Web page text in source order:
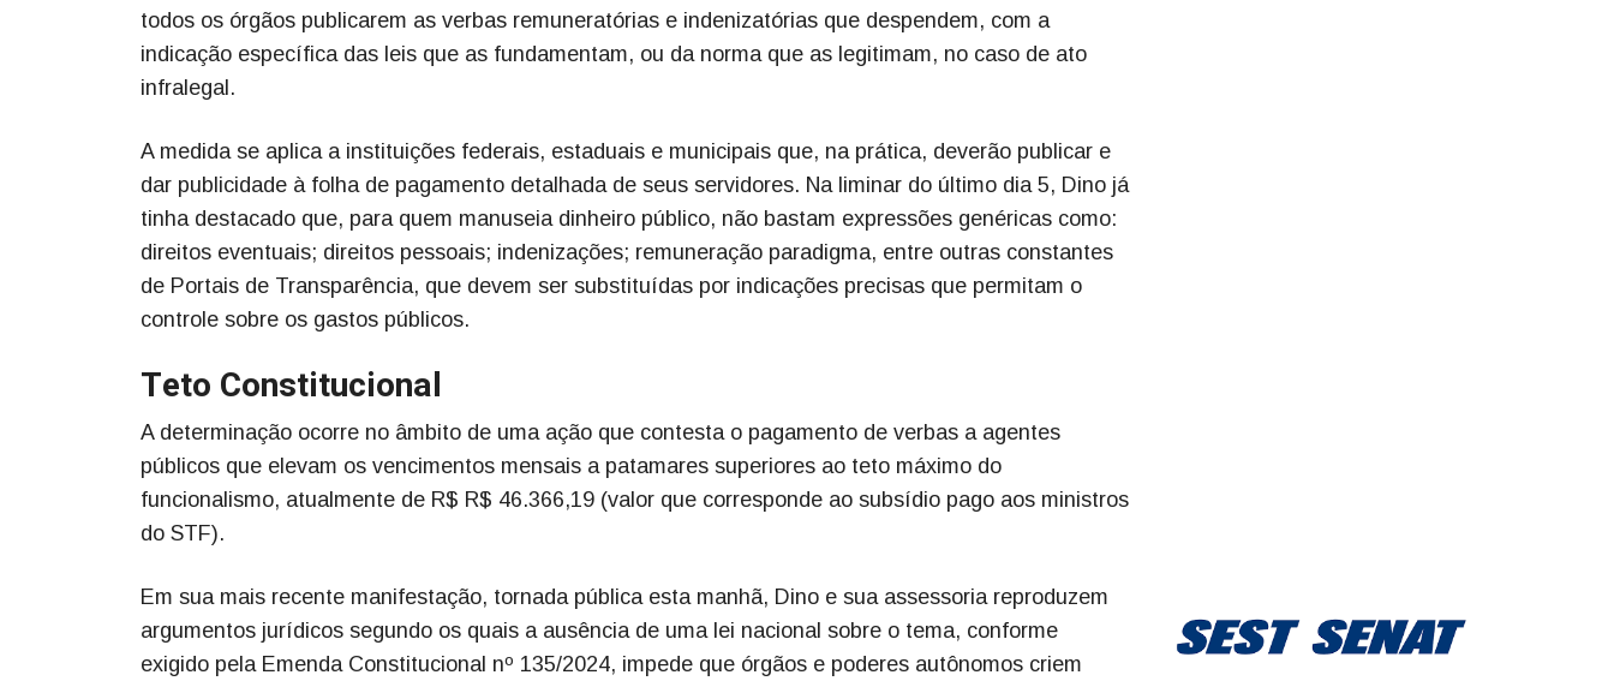
todos os órgãos publicarem as verbas remuneratórias e indenizatórias que despendem, com a
indicação específica das leis que as fundamentam, ou da norma que as legitimam, no caso de ato
infralegal.
A medida se aplica a instituições federais, estaduais e municipais que, na prática, deverão publicar e
dar publicidade à folha de pagamento detalhada de seus servidores. Na liminar do último dia 5, Dino já
tinha destacado que, para quem manuseia dinheiro público, não bastam expressões genéricas como:
direitos eventuais; direitos pessoais; indenizações; remuneração paradigma, entre outras constantes
de Portais de Transparência, que devem ser substituídas por indicações precisas que permitam o
controle sobre os gastos públicos.
Teto Constitucional
A determinação ocorre no âmbito de uma ação que contesta o pagamento de verbas a agentes
públicos que elevam os vencimentos mensais a patamares superiores ao teto máximo do
funcionalismo, atualmente de R$ R$ 46.366,19 (valor que corresponde ao subsídio pago aos ministros
do STF).
Em sua mais recente manifestação, tornada pública esta manhã, Dino e sua assessoria reproduzem
argumentos jurídicos segundo os quais a ausência de uma lei nacional sobre o tema, conforme
exigido pela Emenda Constitucional nº 135/2024, impede que órgãos e poderes autônomos criem